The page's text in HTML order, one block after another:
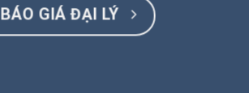
BÁO GIÁ ĐẠI LÝ